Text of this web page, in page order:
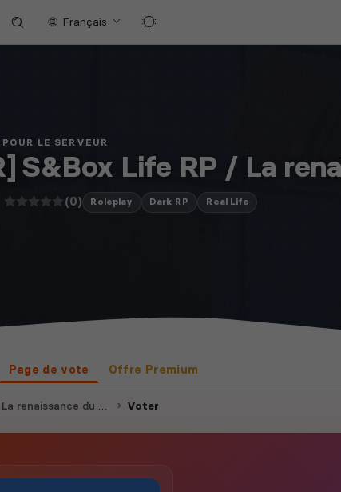
Français
LE SERVEUR
S&Box Life RP / La
(0) Roleplay Dark RP Real Life
Page de vote Offre Premium
du RolePlay Voter